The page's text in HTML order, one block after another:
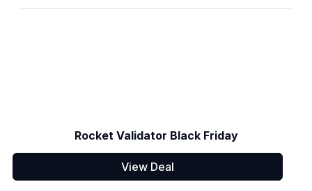
Rocket Validator Black Friday
View Deal